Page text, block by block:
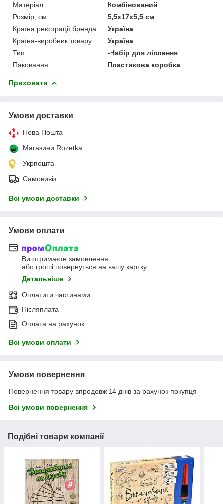
Матеріал
Комбінований
Розмір, см
5,5х17х5,5 см
Країна реєстрації бренда
Україна
Країна-виробник товару
Україна
Тип
-Набір для ліплення
Паковання
Пластикова коробка
Приховати
Умови доставки
Нова Пошта
Магазини Rozetka
Укрпошта
Самовивіз
Всі умови доставки
Умови оплати
Ви отримаєте замовлення
або гроші повернуться на вашу картку
Детальніше
Оплатити частинами
Післяплата
Оплата на рахунок
Всі умови оплати
Умови повернення
Повернення товару впродовж 14 днів за рахунок покупця
Всі умови повернення
Подібні товари компанії